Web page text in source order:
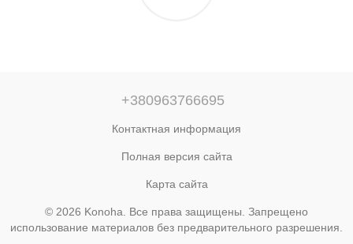
+380963766695
Контактная информация
Полная версия сайта
Карта сайта
© 2026 Konoha. Все права защищены. Запрещено
использование материалов без предварительного разрешения.